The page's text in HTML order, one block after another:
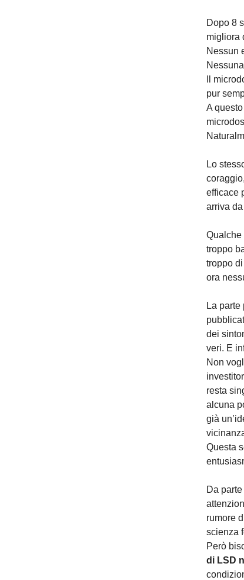
Dopo 8
migliora
Nessun
Il
pur
A
Lo
efficace
arriva
Qualche
troppo
troppo
ora
La
dei
veri. E
Non
resta
alcuna
già
Questa
Da
rumore
scienza
Però
di LSD